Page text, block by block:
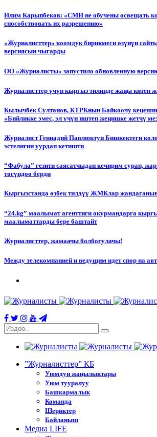
Илим Карыпбеков: «СМИ не обучены освещать
способствовать их разрешению»
«Журналисттер» коомдук бирикмеси өзүнүн
версиясын чыгарды
ОО «Журналисты» запустило обновленную
Журналисттер үчүн кыргыз тилинде жаңы китеп
Кылычбек Султанов, КТРКнын Байкоочу
«Бийликке эмес, эл үчүн иштеп жеңишке жетчү
Журналист Геннадий Павлюктун Бишкектеги
эстелигин уурдап кетишти
“Фабула” гезити саясатчыдан кечирим сурап,
төгүндөө берди
Кыргызстанда өзбек тилдүү ЖМКлар
“24.kg” маалымат агенттиги окурмандарга
маалыматтарды бере баштайт
Журналисттер, жамаачы болбогулачы!
Между телекомпанией и ведущим идет спор на
”Журналисттер” КБ
Уюмдун жаңылыктары
Уюм тууралуу
Башкармалык
Команда
Шериктер
Байланыш
Медиа LIFE